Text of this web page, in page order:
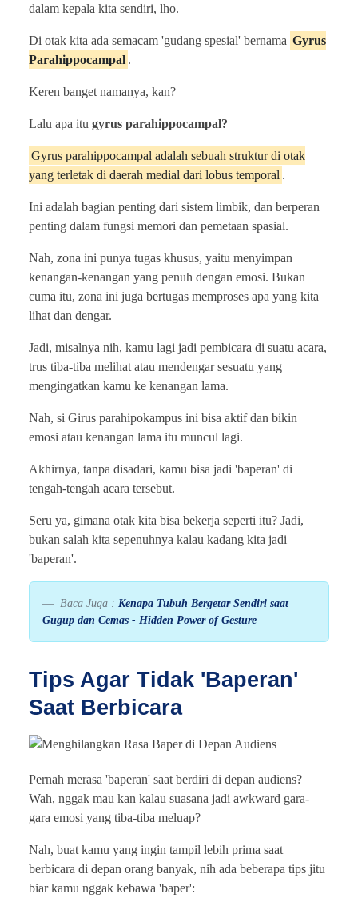
dalam kepala kita sendiri, lho.
Di otak kita ada semacam 'gudang spesial' bernama Gyrus
Parahippocampal .
Keren banget namanya, kan?
Lalu apa itu gyrus parahippocampal?
Gyrus parahippocampal adalah sebuah struktur di otak
yang terletak di daerah medial dari lobus temporal .
Ini adalah bagian penting dari sistem limbik, dan berperan
penting dalam fungsi memori dan pemetaan spasial.
Nah, zona ini punya tugas khusus, yaitu menyimpan
kenangan-kenangan yang penuh dengan emosi. Bukan
cuma itu, zona ini juga bertugas memproses apa yang kita
lihat dan dengar.
Jadi, misalnya nih, kamu lagi jadi pembicara di suatu acara,
trus tiba-tiba melihat atau mendengar sesuatu yang
mengingatkan kamu ke kenangan lama.
Nah, si Girus parahipokampus ini bisa aktif dan bikin
emosi atau kenangan lama itu muncul lagi.
Akhirnya, tanpa disadari, kamu bisa jadi 'baperan' di
tengah-tengah acara tersebut.
Seru ya, gimana otak kita bisa bekerja seperti itu? Jadi,
bukan salah kita sepenuhnya kalau kadang kita jadi
'baperan'.
Baca Juga : Kenapa Tubuh Bergetar Sendiri saat
Gugup dan Cemas - Hidden Power of Gesture
Tips Agar Tidak 'Baperan'
Saat Berbicara
Pernah merasa 'baperan' saat berdiri di depan audiens?
Wah, nggak mau kan kalau suasana jadi awkward gara-
gara emosi yang tiba-tiba meluap?
Nah, buat kamu yang ingin tampil lebih prima saat
berbicara di depan orang banyak, nih ada beberapa tips jitu
biar kamu nggak kebawa 'baper':